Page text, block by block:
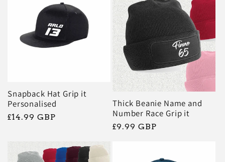
i
o
n
Snapback Hat Grip it
Personalised
Prix
£14.99 GBP
Thick Beanie Name and
Number Race Grip it
Prix
£9.99 GBP